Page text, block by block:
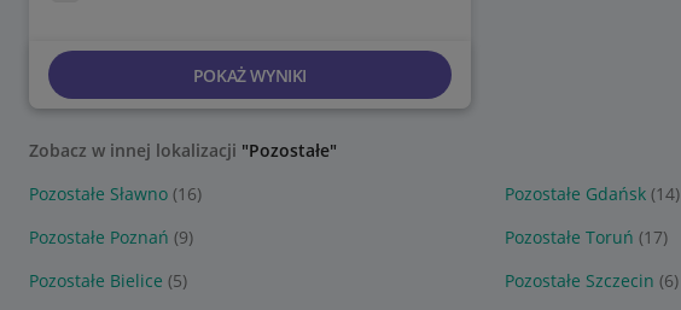
POKAŻ WYNIKI
Zobacz w innej lokalizacji "Pozostałe"
Pozostałe Sławno (16) Pozostałe Gdańsk (14)
Pozostałe Poznań (9) Pozostałe Toruń (17)
Pozostałe Bielice (5) Pozostałe Szczecin (6)